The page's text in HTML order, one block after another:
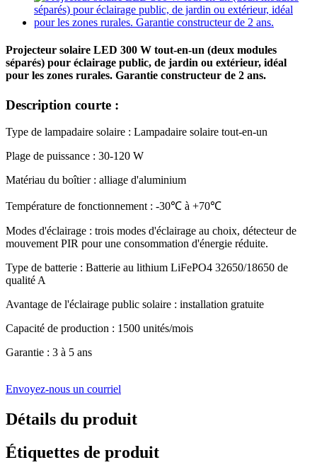
Projecteur solaire LED 300 W tout-en-un (deux modules
séparés) pour éclairage public, de jardin ou extérieur, idéal
pour les zones rurales. Garantie constructeur de 2 ans.
Description courte :
Type de lampadaire solaire : Lampadaire solaire tout-en-un
Plage de puissance : 30-120 W
Matériau du boîtier : alliage d'aluminium
Température de fonctionnement : -30℃ à +70℃
Modes d'éclairage : trois modes d'éclairage au choix, détecteur de
mouvement PIR pour une consommation d'énergie réduite.
Type de batterie : Batterie au lithium LiFePO4 32650/18650 de
qualité A
Avantage de l'éclairage public solaire : installation gratuite
Capacité de production : 1500 unités/mois
Garantie : 3 à 5 ans
Envoyez-nous un courriel
Détails du produit
Étiquettes de produit